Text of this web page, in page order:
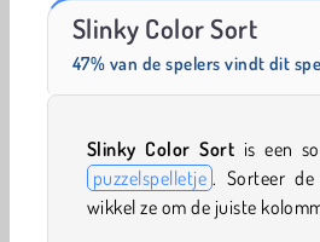
Trollface Quest: USA 2
Slinky Color Sort
47% van de spelers vindt dit
Slinky Color Sort is een
puzzelspelletje . Sorteer
wikkel ze om de juiste